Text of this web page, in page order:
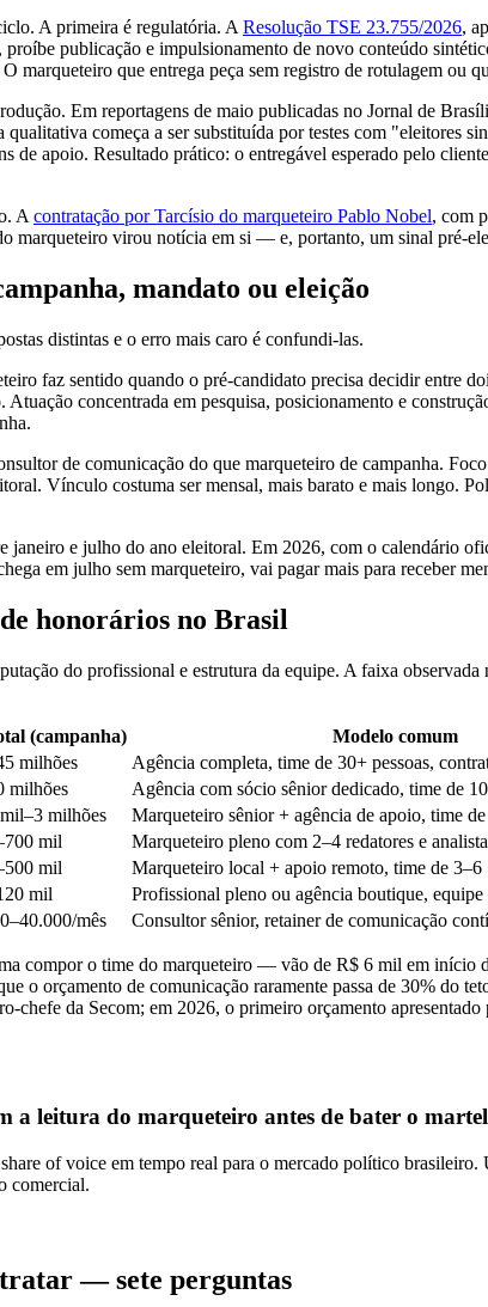
A primeira é regulatória. AResolução TSE 23.755/2026,
publicação e impulsionamento de novo conteúdo
marqueteiro que entrega peça sem registro de rotulagem ou
Em reportagens de maio publicadas no Jornal de
qualitativa começa a ser substituída por testes com
de apoio. Resultado prático: o entregável esperado pelo
Acontratação por Tarcísio do marqueteiro Pablo Nobel, com
marqueteiro virou notícia em si — e, portanto, um sinal pré-
mandato ou eleição
distintas e o erro mais caro é confundi-las.
faz sentido quando o pré-candidato precisa decidir
Atuação concentrada em pesquisa, posicionamento e
de comunicação do que marqueteiro de campanha.
Vínculo costuma ser mensal, mais barato e mais longo.
janeiro e julho do ano eleitoral. Em 2026, com o calendário
em julho sem marqueteiro, vai pagar mais para receber
honorários no Brasil
do profissional e estrutura da equipe. A faixa
(campanha)
Modelo comum
milhões
Agência completa, time de 30+ pessoas,
milhões
Agência com sócio sênior dedicado, time de
milhões
Marqueteiro sênior + agência de apoio, time
mil
Marqueteiro pleno com 2–4 redatores e
mil
Marqueteiro local + apoio remoto, time de 3–6
mil
Profissional pleno ou agência boutique, equipe
mês Consultor sênior, retainer de comunicação
compor o time do marqueteiro — vão de R$ 6 mil em início
o orçamento de comunicação raramente passa de 30% do
chefe da Secom; em 2026, o primeiro orçamento
a leitura do marqueteiro antes de bater o
of voice em tempo real para o mercado político
comercial.
— sete perguntas